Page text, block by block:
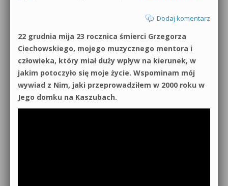
Dodaj komentarz
22 grudnia mija 23 rocznica śmierci Grzegorza
Ciechowskiego, mojego muzycznego mentora i
człowieka, który miał duży wpływ na kierunek, w
jakim potoczyło się moje życie. Wspominam mój
wywiad z Nim, jaki przeprowadziłem w 2000 roku w
Jego domku na Kaszubach.